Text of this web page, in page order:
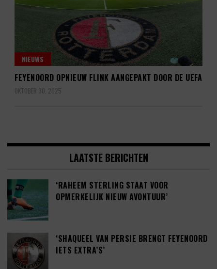
NIEUWS
FEYENOORD OPNIEUW FLINK AANGEPAKT DOOR DE UEFA
OKTOBER 30, 2025
LAATSTE BERICHTEN
‘RAHEEM STERLING STAAT VOOR
OPMERKELIJK NIEUW AVONTUUR’
‘SHAQUEEL VAN PERSIE BRENGT FEYENOORD
IETS EXTRA’S’